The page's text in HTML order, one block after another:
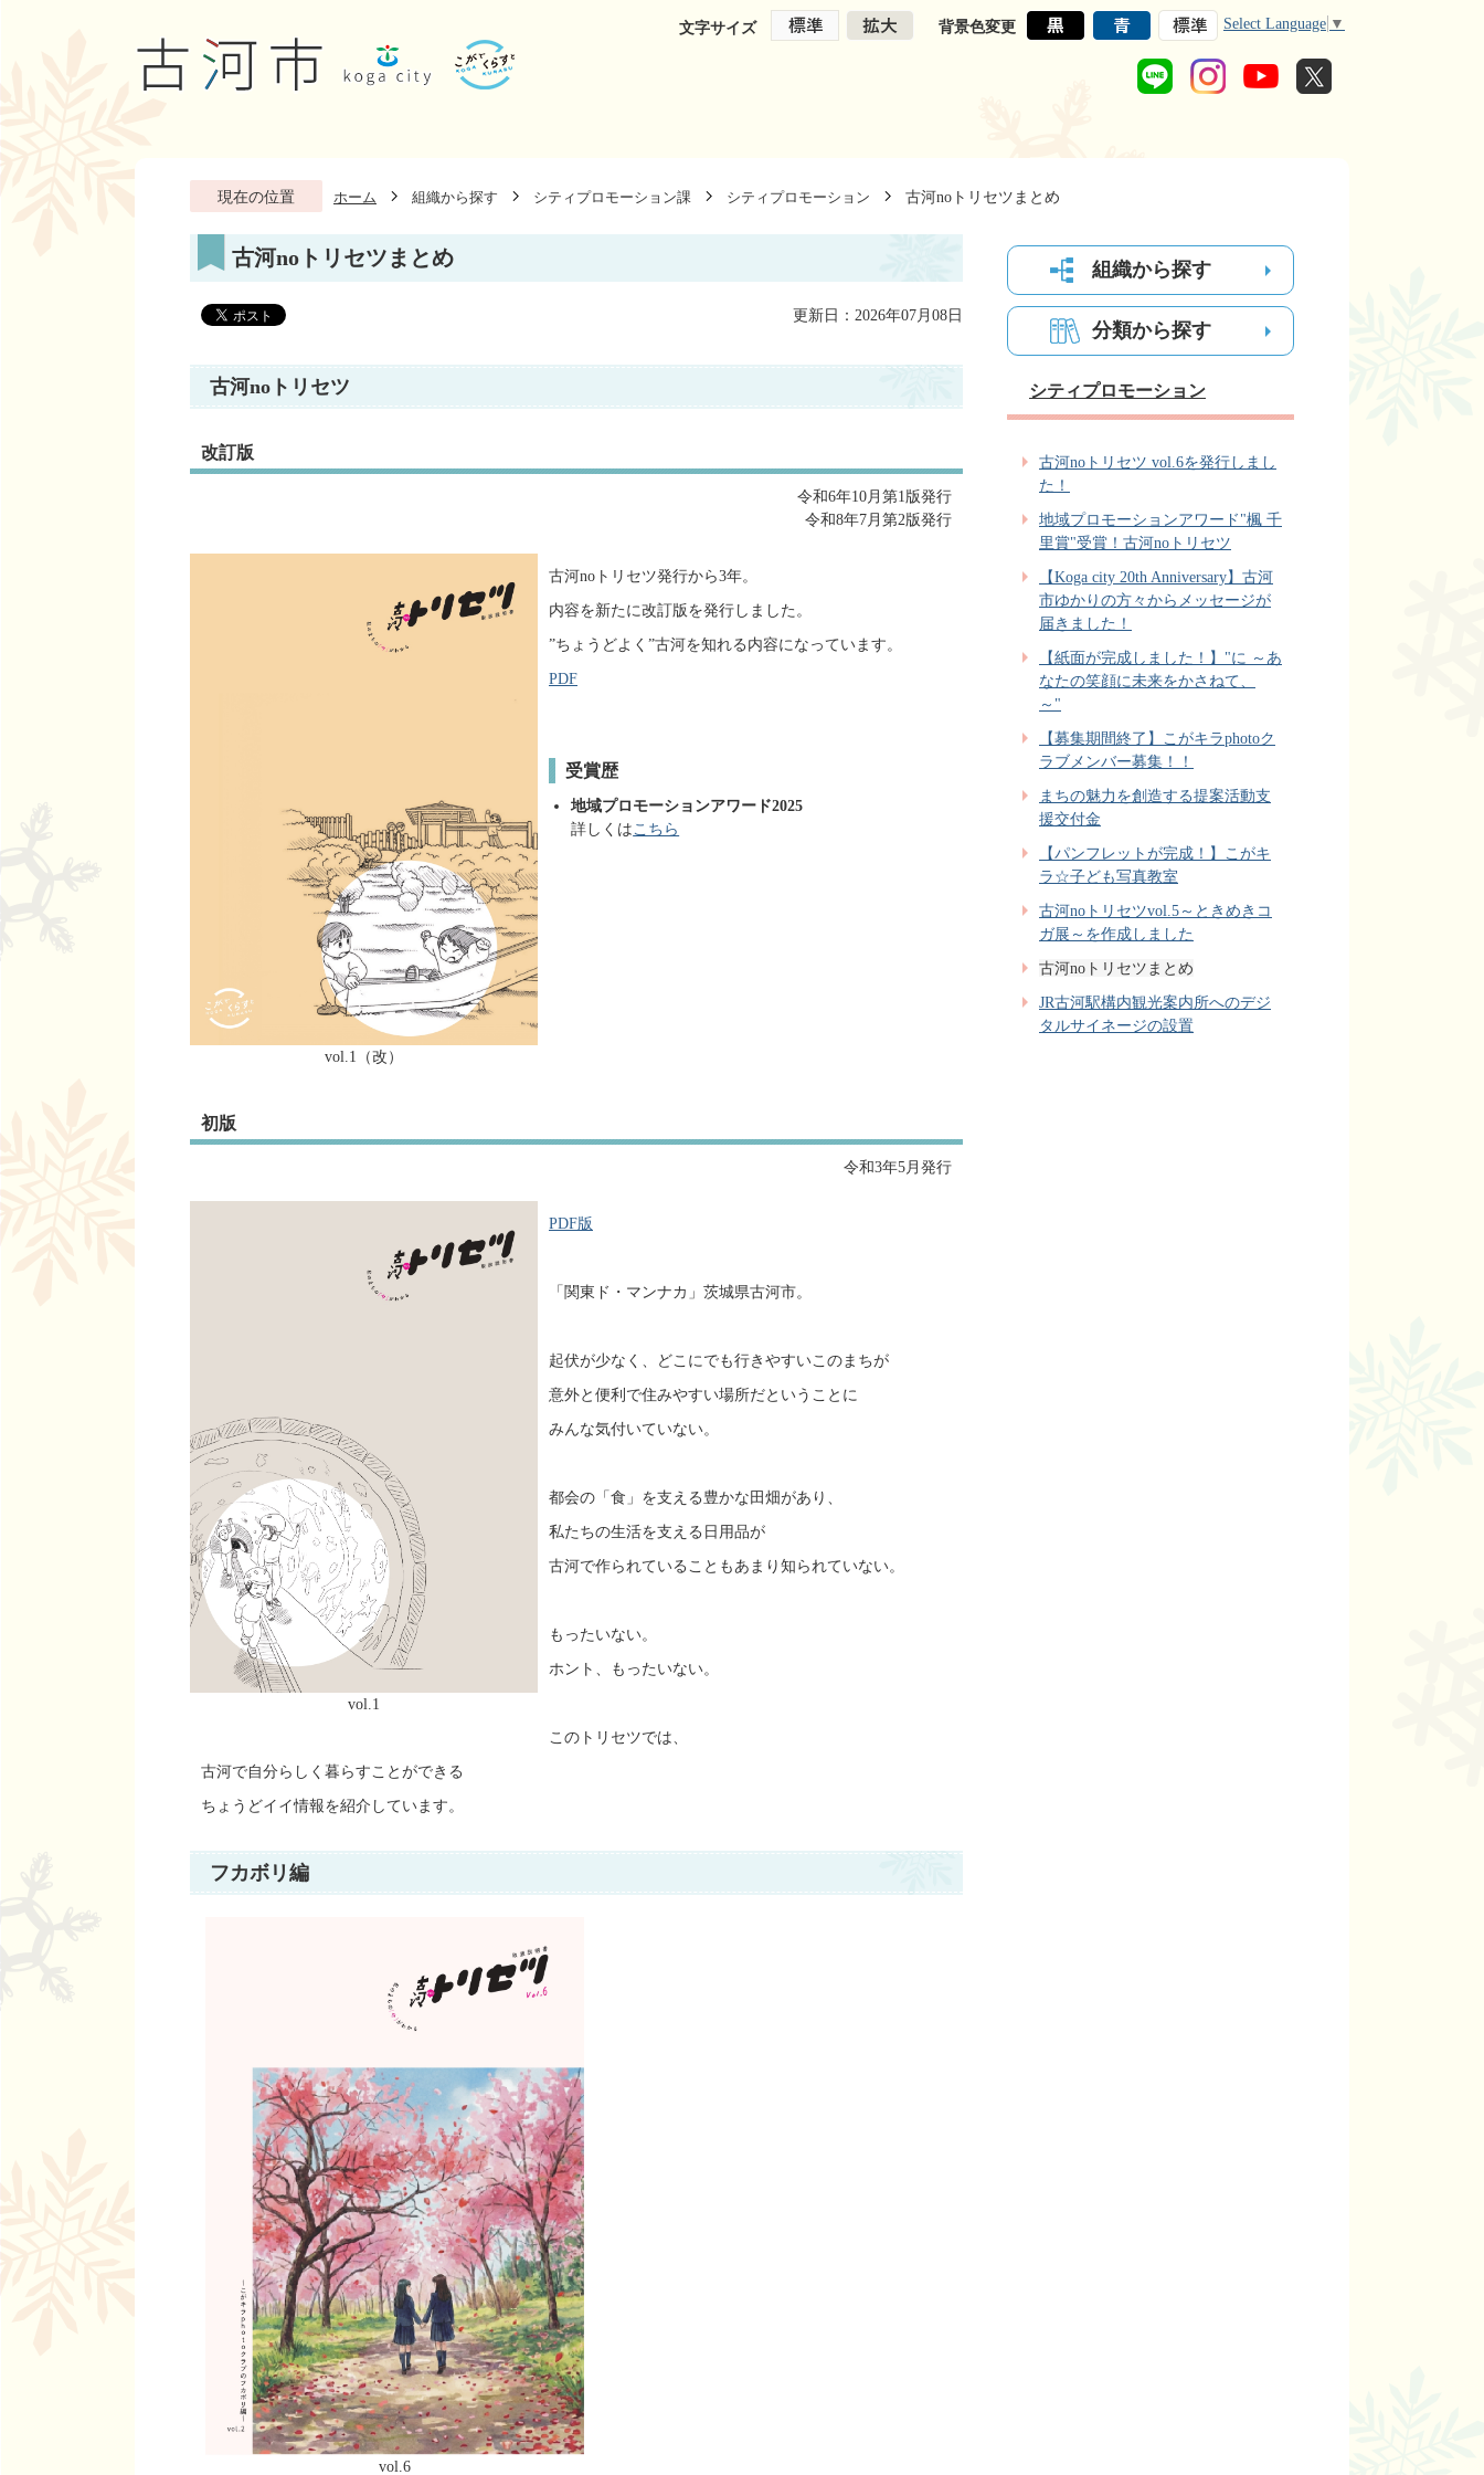
文字サイズ 背景色変更 Select Language ▼
現在の位置 ホーム 組織から探す シティプロモーション課 シティプロモーション 古河noトリセツまとめ
古河noトリセツまとめ
更新日：2026年07月08日
古河noトリセツ
改訂版
令和6年10月第1版発行
令和8年7月第2版発行
vol.1（改）
古河noトリセツ発行から3年。
内容を新たに改訂版を発行しました。
”ちょうどよく”古河を知れる内容になっています。
PDF
受賞歴
地域プロモーションアワード2025
詳しくはこちら
初版
令和3年5月発行
vol.1
PDF版
「関東ド・マンナカ」茨城県古河市。
起伏が少なく、どこにでも行きやすいこのまちが
意外と便利で住みやすい場所だということに
みんな気付いていない。
都会の「食」を支える豊かな田畑があり、
私たちの生活を支える日用品が
古河で作られていることもあまり知られていない。
もったいない。
ホント、もったいない。
このトリセツでは、
古河で自分らしく暮らすことができる
ちょうどイイ情報を紹介しています。
フカボリ編
vol.6
組織から探す
分類から探す
シティプロモーション
古河noトリセツ vol.6を発行しまし
た！
地域プロモーションアワード"楓 千
里賞"受賞！古河noトリセツ
【Koga city 20th Anniversary】古河
市ゆかりの方々からメッセージが
届きました！
【紙面が完成しました！】"に ～あ
なたの笑顔に未来をかさねて、
～"
【募集期間終了】こがキラphotoク
ラブメンバー募集！！
まちの魅力を創造する提案活動支
援交付金
【パンフレットが完成！】こがキ
ラ☆子ども写真教室
古河noトリセツvol.5～ときめきコ
ガ展～を作成しました
古河noトリセツまとめ
JR古河駅構内観光案内所へのデジ
タルサイネージの設置